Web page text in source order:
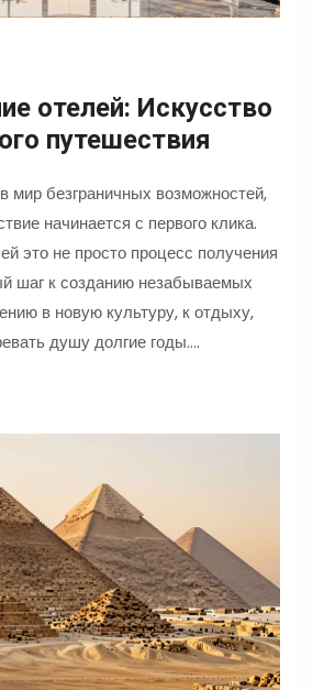
отелей: Искусство
путешествия
мир безграничных возможностей,
начинается с первого клика.
это не просто процесс получения
шаг к созданию незабываемых
в новую культуру, к отдыху,
душу долгие годы.…